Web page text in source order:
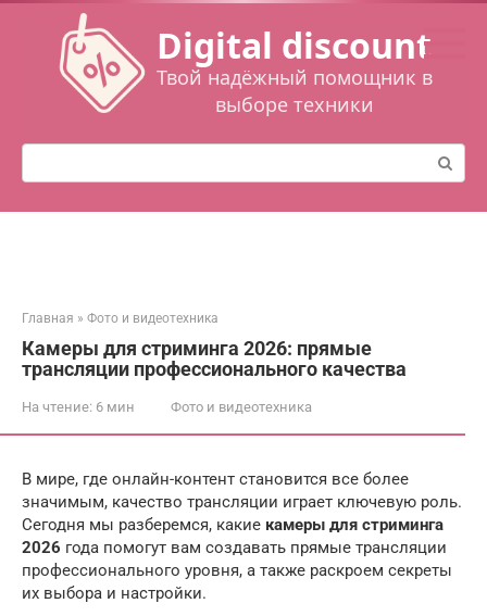
Перейти
контенту
Digital discount
Твой надёжный помощник в
выборе техники
Поиск:
Главная » Фото и видеотехника
Камеры для стриминга 2026: прямые
трансляции профессионального качества
На чтение: 6 мин Фото и видеотехника
В мире, где онлайн-контент становится все более
значимым, качество трансляции играет ключевую роль.
Сегодня мы разберемся, какие камеры для стриминга
2026 года помогут вам создавать прямые трансляции
профессионального уровня, а также раскроем секреты
их выбора и настройки.